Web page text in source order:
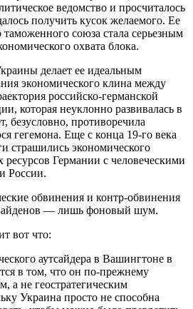
ведомство и просчиталось
получить кусок желаемого. Ее
таможенного союза стала серьезным
охвата блока.
делает ее идеальным
экономического клина между
российско-германской
которая неуклонно развивалась в
безусловно, противоречила
гегемона. Еще с конца 19-го века
страшились экономического
ресурсов Германии с человеческими
России.
обвинения и контр-обвинения
— лишь фоновый шум.
вот что:
аутсайдера в Вашингтоне в
в том, что он по-прежнему
а не геостратегическим
Украина просто не способна